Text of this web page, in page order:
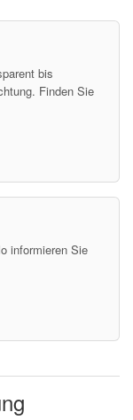
bis
Finden Sie
informieren Sie